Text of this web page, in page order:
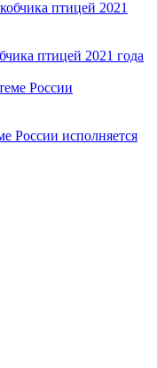
птицей 2021 года
России исполняется